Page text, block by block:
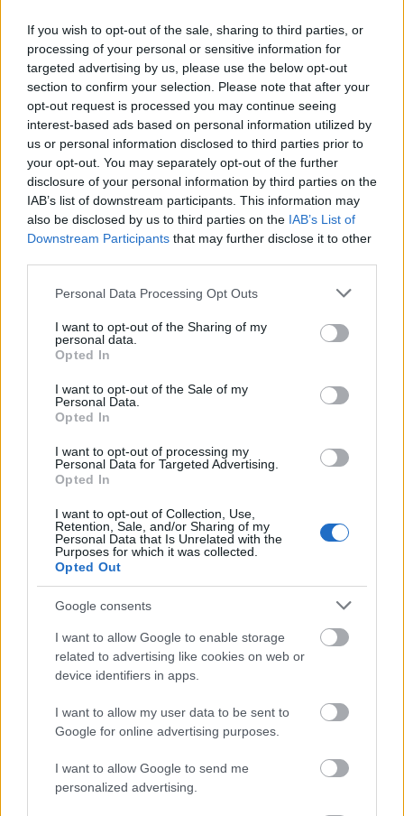
If you wish to opt-out of the sale, sharing to third parties, or
processing of your personal or sensitive information for
targeted advertising by us, please use the below opt-out
section to confirm your selection. Please note that after your
opt-out request is processed you may continue seeing
interest-based ads based on personal information utilized by
us or personal information disclosed to third parties prior to
your opt-out. You may separately opt-out of the further
disclosure of your personal information by third parties on the
IAB’s list of downstream participants. This information may
also be disclosed by us to third parties on the IAB’s List of
Downstream Participants that may further disclose it to other
Please note that this website/app uses one or more Google
not limited to your visit or usage behaviour. You may click to
grant or deny consent to Google and its third-party tags to
use your data for below specified purposes in below Google
consent section.
Personal Data Processing Opt Outs
I want to opt-out of the Sharing of my
personal data.
Opted In
I want to opt-out of the Sale of my
Personal Data.
Opted In
I want to opt-out of processing my
Personal Data for Targeted Advertising.
Opted In
I want to opt-out of Collection, Use,
Retention, Sale, and/or Sharing of my
Personal Data that Is Unrelated with the
Purposes for which it was collected.
Opted Out
Google consents
I want to allow Google to enable storage
related to advertising like cookies on web or
device identifiers in apps.
I want to allow my user data to be sent to
Google for online advertising purposes.
I want to allow Google to send me
personalized advertising.
Lenszkij orgánuma, Kissbaba anakronizmusa miatt;
azok a legjobb poénok, amik tényleges, hiteles
bénaságok is lehetnének, de tudjuk/reméljük, hogy
nem azok („Megcsillan a szem, a sikátor el se rejt /
kicseréljük a végtagot, mert selejt”). Ráadásul
fülbemászó popzeneként is működik. Nem akar
mélyre menni, de egyszeri poénnál több.
Előadó:Kraken67
Metropolisz
Kiadó:Escape Plan
Műfaj:synthwave-trap
Kulcsdal:Kiborg Szerelem